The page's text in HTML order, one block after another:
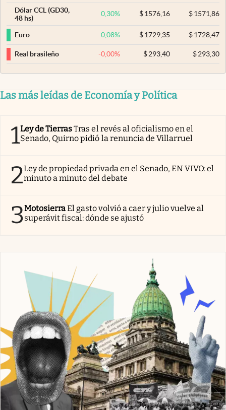
Dólar CCL (GD30,
48 hs)
0,30% $ 1576,16 $1571,86
Euro 0,08% $ 1729,35 $1728,47
Real brasileño -0,00% $ 293,40 $293,30
Las más leídas de Economía y Política
1Ley de TierrasTras el revés al oficialismo en el
Senado, Quirno pidió la renuncia de Villarruel
2Ley de propiedad privada en el Senado, EN VIVO: el
minuto a minuto del debate
3MotosierraEl gasto volvió a caer y julio vuelve al
superávit fiscal: dónde se ajustó